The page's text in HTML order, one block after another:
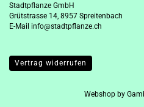
Stadtpflanze GmbH
Grütstrasse 14, 8957 Spreitenbach
E-Mail info@stadtpflanze.ch
Vertrag widerrufen
Webshop by